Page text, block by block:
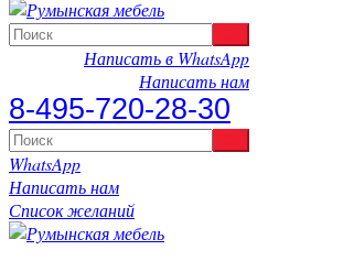
Написать в WhatsApp
Написать нам
‎8-495-720-28-30
WhatsApp
Написать нам
Список желаний